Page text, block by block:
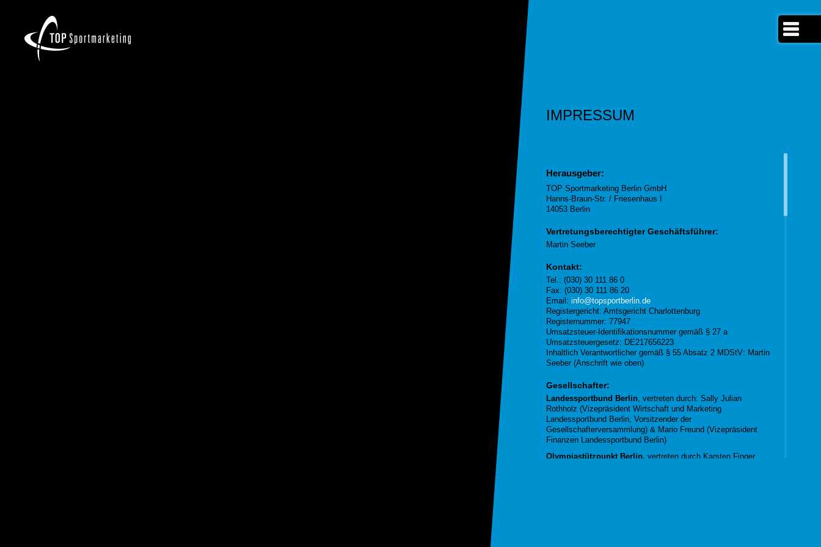
IMPRESSUM
Herausgeber:
TOP Sportmarketing Berlin GmbH
Hanns-Braun-Str. / Friesenhaus I
14053 Berlin
Vertretungsberechtigter Geschäftsführer:
Martin Seeber
Kontakt:
Tel.: (030) 30 111 86 0
Fax: (030) 30 111 86 20
Email: info@topsportberlin.de
Registergericht: Amtsgericht Charlottenburg
Registernummer: 77947
Umsatzsteuer-Identifikationsnummer gemäß § 27 a
Umsatzsteuergesetz: DE217656223
Inhaltlich Verantwortlicher gemäß § 55 Absatz 2 MDStV: Martin
Seeber (Anschrift wie oben)
Gesellschafter:
Landessportbund Berlin, vertreten durch: Sally Julian
Rothholz (Vizepräsident Wirtschaft und Marketing
Landessportbund Berlin, Vorsitzender der
Gesellschafterversammlung) & Mario Freund (Vizepräsident
Finanzen Landessportbund Berlin)
Olympiastützpunkt Berlin, vertreten durch Karsten Finger